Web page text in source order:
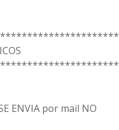
ENVIA por mail NO